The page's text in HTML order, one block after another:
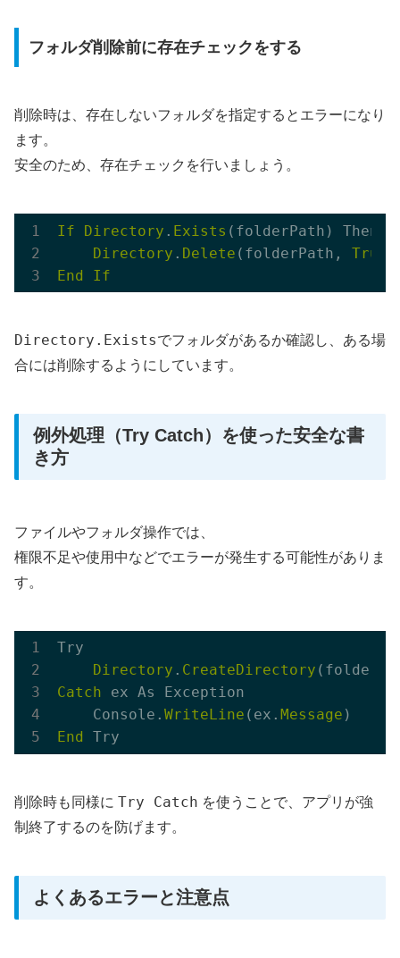
フォルダ削除前に存在チェックをする
削除時は、存在しないフォルダを指定するとエラーになり
ます。
安全のため、存在チェックを行いましょう。
If Directory . Exists (folderPath) Then
Directory . Delete (folderPath, True
End
If
Directory.Existsでフォルダがあるか確認し、ある場
合には削除するようにしています。
例外処理（Try Catch）を使った安全な書
き方
ファイルやフォルダ操作では、
権限不足や使用中などでエラーが発生する可能性がありま
す。
Try
Directory . CreateDirectory
Catch ex As Exception
    Console.
WriteLine (ex. Message
End
削除時も同様に Try Catch を使うことで、アプリが強
制終了するのを防げます。
よくあるエラーと注意点